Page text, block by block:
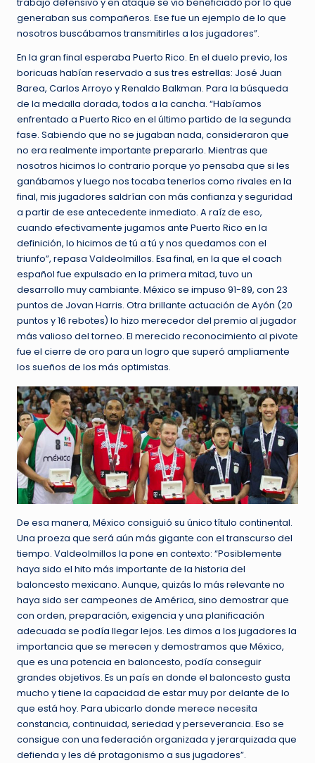
trabajo defensivo y en ataque se vio beneficiado por lo que
generaban sus compañeros. Ese fue un ejemplo de lo que
nosotros buscábamos transmitirles a los jugadores”.
En la gran final esperaba Puerto Rico. En el duelo previo, los
boricuas habían reservado a sus tres estrellas: José Juan
Barea, Carlos Arroyo y Renaldo Balkman. Para la búsqueda
de la medalla dorada, todos a la cancha. “Habíamos
enfrentado a Puerto Rico en el último partido de la segunda
fase. Sabiendo que no se jugaban nada, consideraron que
no era realmente importante prepararlo. Mientras que
nosotros hicimos lo contrario porque yo pensaba que si les
ganábamos y luego nos tocaba tenerlos como rivales en la
final, mis jugadores saldrían con más confianza y seguridad
a partir de ese antecedente inmediato. A raíz de eso,
cuando efectivamente jugamos ante Puerto Rico en la
definición, lo hicimos de tú a tú y nos quedamos con el
triunfo”, repasa Valdeolmillos. Esa final, en la que el coach
español fue expulsado en la primera mitad, tuvo un
desarrollo muy cambiante. México se impuso 91-89, con 23
puntos de Jovan Harris. Otra brillante actuación de Ayón (20
puntos y 16 rebotes) lo hizo merecedor del premio al jugador
más valioso del torneo. El merecido reconocimiento al pivote
fue el cierre de oro para un logro que superó ampliamente
los sueños de los más optimistas.
De esa manera, México consiguió su único título continental.
Una proeza que será aún más gigante con el transcurso del
tiempo. Valdeolmillos la pone en contexto: “Posiblemente
haya sido el hito más importante de la historia del
baloncesto mexicano. Aunque, quizás lo más relevante no
haya sido ser campeones de América, sino demostrar que
con orden, preparación, exigencia y una planificación
adecuada se podía llegar lejos. Les dimos a los jugadores la
importancia que se merecen y demostramos que México,
que es una potencia en baloncesto, podía conseguir
grandes objetivos. Es un país en donde el baloncesto gusta
mucho y tiene la capacidad de estar muy por delante de lo
que está hoy. Para ubicarlo donde merece necesita
constancia, continuidad, seriedad y perseverancia. Eso se
consigue con una federación organizada y jerarquizada que
defienda y les dé protagonismo a sus jugadores”.